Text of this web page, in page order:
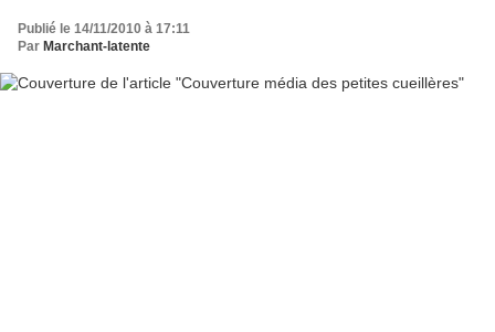
Publié le 14/11/2010 à 17:11
Par Marchant-latente